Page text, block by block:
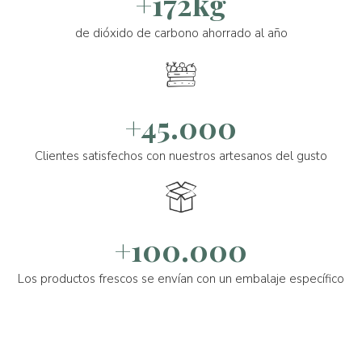
de dióxido de carbono ahorrado al año
+45.000
Clientes satisfechos con nuestros artesanos del gusto
+100.000
Los productos frescos se envían con un embalaje específico